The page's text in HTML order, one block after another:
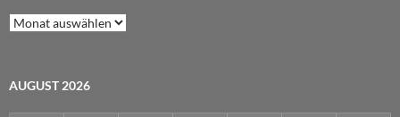
Archiv
AUGUST 2026